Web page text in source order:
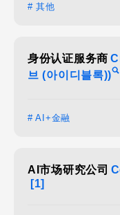
# 其他
身份认证服务商
브 (아이디블록))
# AI+金融
AI市场研究公司
[1]